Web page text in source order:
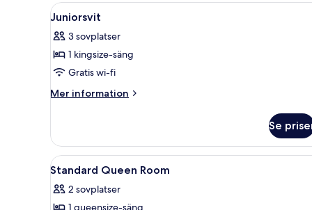
Öppna
alla
foton
för
Juniorsvit
Ett hotellrum med en säng,
5
Juniorsvit
3 sovplatser
1 kingsize-säng
Gratis wi-fi
Mer information
Mer
Se
Öppna
alla
foton
Ett modernt hotellrum med
5
Standard Queen Room
2 sovplatser
1 queensize-säng